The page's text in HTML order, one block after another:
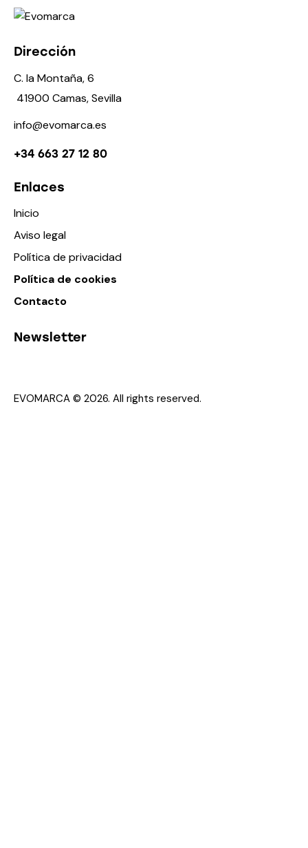
Dirección
C. la Montaña, 6
41900 Camas, Sevilla
info@evomarca.es
+34 663 27 12 80
Enlaces
Inicio
Aviso legal
Política de privacidad
Política de cookies
Contacto
Newsletter
EVOMARCA © 2026. All rights reserved.